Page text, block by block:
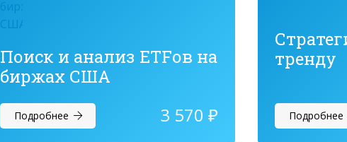
Поиск и анализ ETFов на
биржах США
Подробнее 3 570 ₽
тренду
Подробнее